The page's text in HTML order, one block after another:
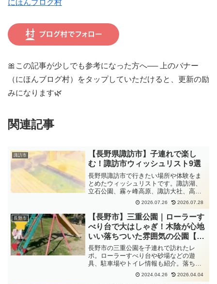
にほんブログ村
🎀この記事が少しでも参考になった方へ── 上のバナー
（にほんブログ村）をタップしていただけると、更新の励
みになります🌿
関連記事
諏訪市
【長野県諏訪市】子連れで楽し
む！諏訪市ウィッシュリスト9選
長野県諏訪市で行きたい場所や体験をま
とめたウィッシュリストです。諏訪湖、
立石公園、霧ヶ峰高原、諏訪大社、高島
城、上諏訪温泉、ガラス工芸体験、そば
打ち体験、ビーナスラインなど、子連れ
のおでかけや観光の参考になるスポット
を紹介します。
2026.07.26 2026.07.28
長野市
【長野市】三重公園｜ローラーす
べり台で大はしゃぎ！木陰が心地
いい落ちついた雰囲気の公園【無
料駐車場あり】
長野市の三重公園を子連れで訪れたレ
ポ。ローラーすべり台や砂場などの遊
具、駐車場やトイレ情報も紹介。落ち着
いた雰囲気でゆったり過ごせる公園で
2024.04.26 2026.04.04